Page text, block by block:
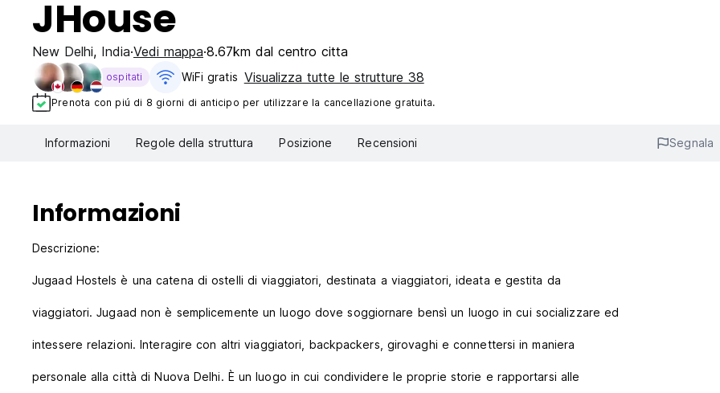
JHouse
New Delhi, India Vedi mappa 8.67km dal centro citta
ospitati WiFi gratis Visualizza tutte le strutture 38
Prenota con piú di 8 giorni di anticipo per utilizzare la cancellazione gratuita.
Informazioni Regole della struttura Posizione Recensioni Segnala
Informazioni
Descrizione:
Jugaad Hostels è una catena di ostelli di viaggiatori, destinata a viaggiatori, ideata e gestita da
viaggiatori. Jugaad non è semplicemente un luogo dove soggiornare bensì un luogo in cui socializzare ed
intessere relazioni. Interagire con altri viaggiatori, backpackers, girovaghi e connettersi in maniera
personale alla città di Nuova Delhi. È un luogo in cui condividere le proprie storie e rapportarsi alle